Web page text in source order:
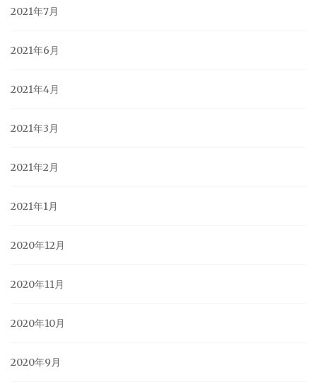
2021年7月
2021年6月
2021年4月
2021年3月
2021年2月
2021年1月
2020年12月
2020年11月
2020年10月
2020年9月